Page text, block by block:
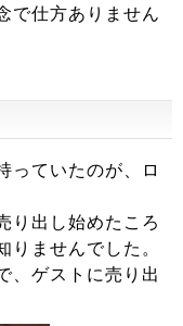
で仕方ありません
っていたのが、ロ
り出し始めたころ
ませんでした。
、ゲストに売り出